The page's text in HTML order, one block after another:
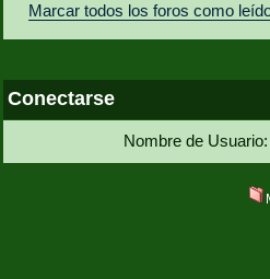
Marcar todos los foros como
Conectarse
Nombre de Usuario: